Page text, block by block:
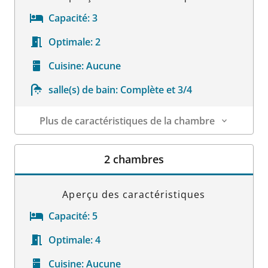
Capacité:3
Optimale:2
Cuisine:Aucune
salle(s) de bain: Complète et 3/4
Plus de caractéristiques de la chambre
Détails sur la chambre
2 chambres
Aperçu des caractéristiques
Capacité: 5
Optimale:4
Cuisine:Aucune